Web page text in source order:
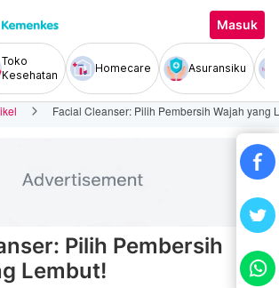
Masuk
Toko
Kesehatan
Homecare Asuransiku
Facial Cleanser: Pilih Pembersih Wajah yang
Pilih Pembersih
Lembut!